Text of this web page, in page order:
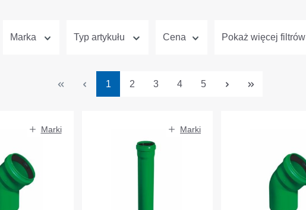
Marka Typ artykułu Cena Pokaż więcej filtrów
Strona
1 Strona
2 Strona
3 Strona
4 Strona
5
Marki Marki